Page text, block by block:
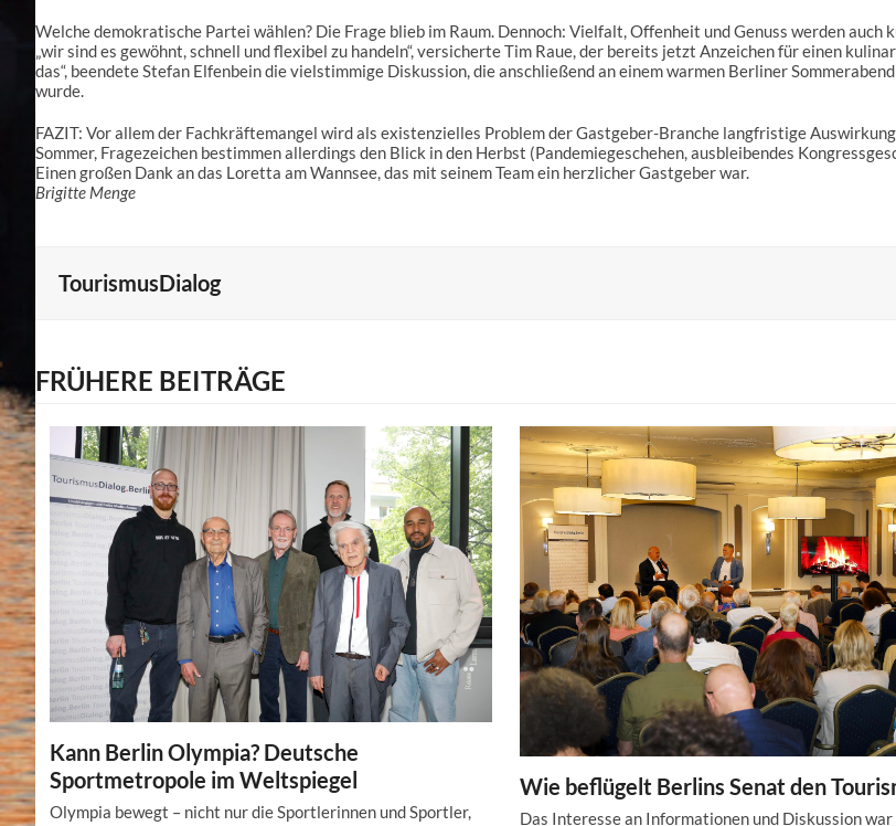
Welche demokratische Partei wählen? Die Frage blieb im Raum. Dennoch: Vielfalt, Offenheit und Genuss werden
„wir sind es gewöhnt, schnell und flexibel zu handeln“, versicherte Tim Raue, der bereits jetzt Anzeichen für einen
das“, beendete Stefan Elfenbein die vielstimmige Diskussion, die anschließend an einem warmen Berliner
wurde.
FAZIT: Vor allem der Fachkräftemangel wird als existenzielles Problem der Gastgeber-Branche langfristige
Sommer, Fragezeichen bestimmen allerdings den Blick in den Herbst (Pandemiegeschehen, ausbleibendes
Einen großen Dank an das Loretta am Wannsee, das mit seinem Team ein herzlicher Gastgeber war.
Brigitte Menge
TourismusDialog
FRÜHERE BEITRÄGE
Kann Berlin Olympia? Deutsche
Sportmetropole im Weltspiegel
Olympia bewegt – nicht nur die Sportlerinnen und Sportler,
Wie beflügelt Berlins Senat den
Das Interesse an Informationen und Diskussion war